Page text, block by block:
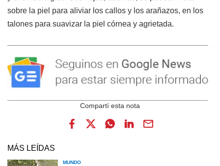
sobre la piel para aliviar los callos y los arañazos, en los
talones para suavizar la piel córnea y agrietada.
MÁS LEÍDAS
MUNDO